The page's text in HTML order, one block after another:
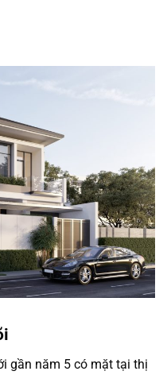
gần năm 5 có mặt tại thị